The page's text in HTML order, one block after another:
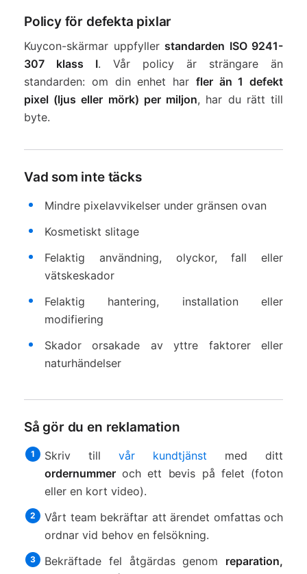
Policy för defekta pixlar
Kuycon-skärmar uppfyller standarden ISO 9241-
307 klass I. Vår policy är strängare än
standarden: om din enhet har fler än 1 defekt
pixel (ljus eller mörk) per miljon, har du rätt till
byte.
Vad som inte täcks
Mindre pixelavvikelser under gränsen ovan
Kosmetiskt slitage
Felaktig användning, olyckor, fall eller
vätskeskador
Felaktig hantering, installation eller
modifiering
Skador orsakade av yttre faktorer eller
naturhändelser
Så gör du en reklamation
Skriv till vår kundtjänst med ditt
ordernummer och ett bevis på felet (foton
eller en kort video).
Vårt team bekräftar att ärendet omfattas och
ordnar vid behov en felsökning.
Bekräftade fel åtgärdas genom reparation,